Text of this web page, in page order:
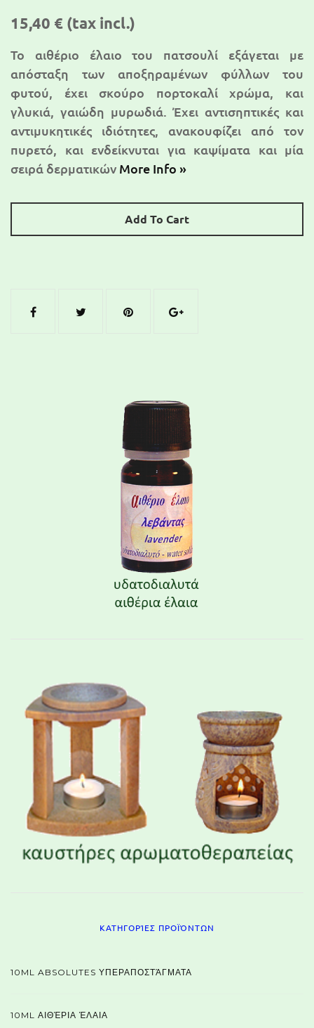
15,40 € (tax incl.)
Το αιθέριο έλαιο του πατσουλί εξάγεται με
απόσταξη των αποξηραμένων φύλλων του
φυτού, έχει σκούρο πορτοκαλί χρώμα, και
γλυκιά, γαιώδη μυρωδιά. Έχει αντισηπτικές και
αντιμυκητικές ιδιότητες, ανακουφίζει από τον
πυρετό, και ενδείκνυται για καψίματα και μία
σειρά δερματικών More Info »
Add To Cart
ΚΑΤΗΓΟΡΊΕΣ ΠΡΟΪΌΝΤΩΝ
10ML ABSOLUTES ΥΠΕΡΑΠΟΣΤΆΓΜΑΤΑ
10ML ΑΙΘΈΡΙΑ ΈΛΑΙΑ